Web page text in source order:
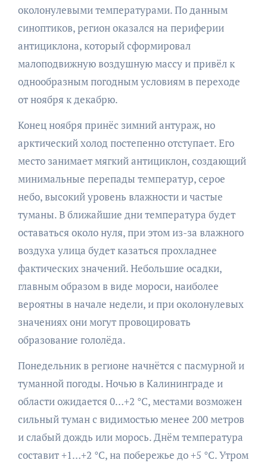
околонулевыми температурами. По данным
синоптиков, регион оказался на периферии
антициклона, который сформировал
малоподвижную воздушную массу и привёл к
однообразным погодным условиям в переходе
от ноября к декабрю.
Конец ноября принёс зимний антураж, но
арктический холод постепенно отступает. Его
место занимает мягкий антициклон, создающий
минимальные перепады температур, серое
небо, высокий уровень влажности и частые
туманы. В ближайшие дни температура будет
оставаться около нуля, при этом из-за влажного
воздуха улица будет казаться прохладнее
фактических значений. Небольшие осадки,
главным образом в виде мороси, наиболее
вероятны в начале недели, и при околонулевых
значениях они могут провоцировать
образование гололёда.
Понедельник в регионе начнётся с пасмурной и
туманной погоды. Ночью в Калининграде и
области ожидается 0…+2 °C, местами возможен
сильный туман с видимостью менее 200 метров
и слабый дождь или морось. Днём температура
составит +1…+2 °C, на побережье до +5 °C. Утром